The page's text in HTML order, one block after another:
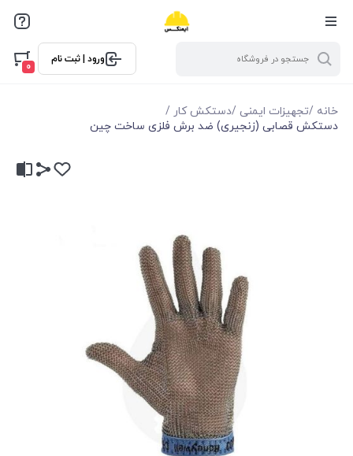
ورود | ثبت نام
0
خانه /تجهیزات ایمنی /دستکش کار /
دستکش قصابی (زنجیری) ضد برش فلزی ساخت چین